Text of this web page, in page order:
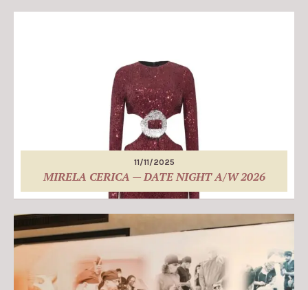
11/11/2025
MIRELA CERICA — DATE NIGHT A/W 2026